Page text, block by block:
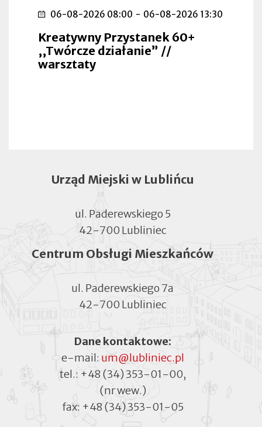
06-08-2026 08:00 - 06-08-2026 13:30
Kreatywny Przystanek 60+
,,Twórcze działanie” //
warsztaty
Urząd Miejski w Lublińcu
ul. Paderewskiego 5
42-700 Lubliniec
Centrum Obsługi Mieszkańców
ul. Paderewskiego 7a
42-700 Lubliniec
Dane kontaktowe:
e-mail: um@lubliniec.pl
tel.: +48 (34) 353-01-00,
(nr wew.)
fax: +48 (34) 353-01-05